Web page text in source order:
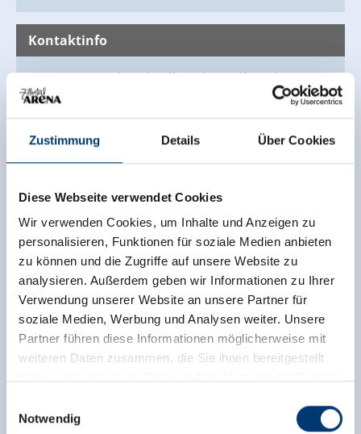
Zustimmung Details Über Cookies
Diese Webseite verwendet Cookies
Wir verwenden Cookies, um Inhalte und Anzeigen zu
personalisieren, Funktionen für soziale Medien anbieten
zu können und die Zugriffe auf unsere Website zu
analysieren. Außerdem geben wir Informationen zu Ihrer
Verwendung unserer Website an unsere Partner für
soziale Medien, Werbung und Analysen weiter. Unsere
Partner führen diese Informationen möglicherweise mit
weiteren Daten zusammen, die Sie ihnen bereitgestellt
Notwendig
Kontaktinfo
Tourismusverband Zell-Gerlos, Zillertal Arena
Dorfplatz 3a
6280 Zell am Ziller
+43 5282 2281
info@zell-gerlos.at
Zurück zur Übersicht
Jetzt für den newsletter
anmelden!